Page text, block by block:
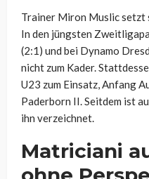
Trainer Miron Muslic setzt
In den jüngsten
(2:1) und bei Dynamo
nicht zum Kader.
U23 zum Einsatz, Anfang
Paderborn II. Seitdem ist
ihn verzeichnet.
Matriciani